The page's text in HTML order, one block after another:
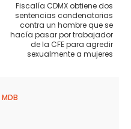
Fiscalía CDMX obtiene dos
sentencias condenatorias
contra un hombre que se
hacía pasar por trabajador
de la CFE para agredir
sexualmente a mujeres
MDB